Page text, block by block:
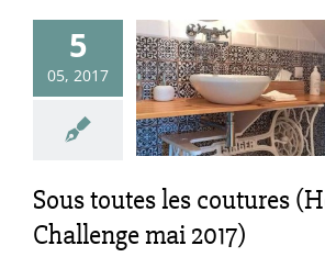
5
05, 2017
toutes les
(Home
mai
& astuces
Sous toutes les coutures
Challenge mai 2017)